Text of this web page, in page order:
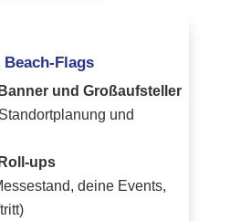
Flags
und Großaufsteller
und
ups
deine Events,